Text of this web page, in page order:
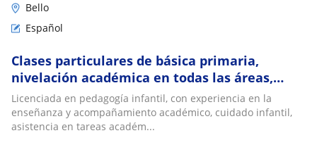
Bello
Español
Clases particulares de básica primaria,
nivelación académica en todas las áreas,
acompañamiento en tareas, actividades de
arte
Licenciada en pedagogía infantil, con experiencia en la
enseñanza y acompañamiento académico, cuidado infantil,
asistencia en tareas académ...